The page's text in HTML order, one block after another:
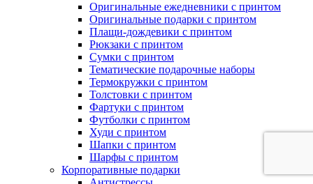
Оригинальные ежедневники с принтом
Оригинальные подарки с принтом
Плащи-дождевики с принтом
Рюкзаки с принтом
Сумки с принтом
Тематические подарочные наборы
Термокружки с принтом
Толстовки с принтом
Фартуки с принтом
Футболки с принтом
Худи с принтом
Шапки с принтом
Шарфы с принтом
Корпоративные подарки